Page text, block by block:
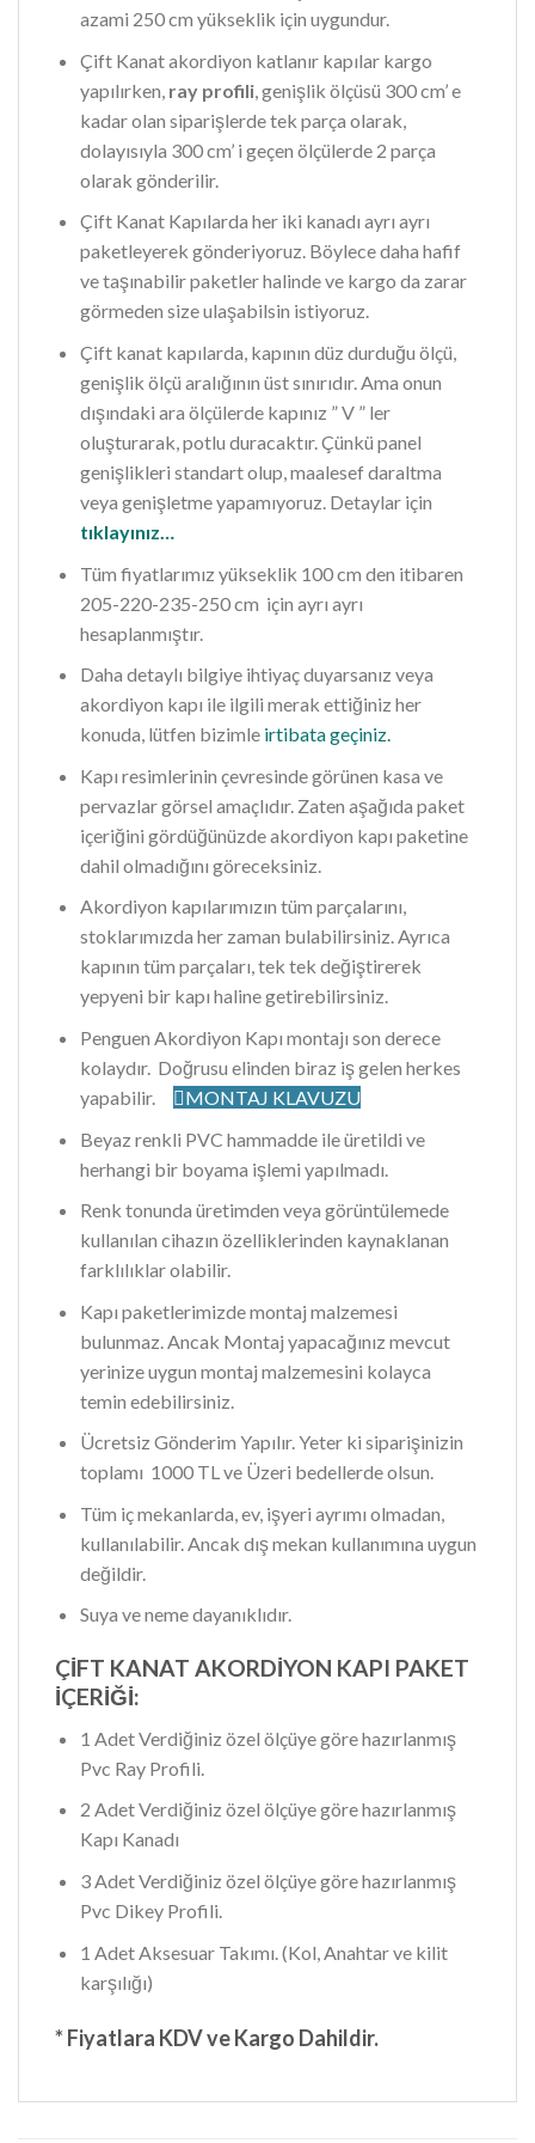
azami 250 cm yükseklik için uygundur.
Çift Kanat akordiyon katlanır kapılar kargo
yapılırken, ray profili, genişlik ölçüsü 300 cm’ e
kadar olan siparişlerde tek parça olarak,
dolayısıyla 300 cm’ i geçen ölçülerde 2 parça
olarak gönderilir.
Çift Kanat Kapılarda her iki kanadı ayrı ayrı
paketleyerek gönderiyoruz. Böylece daha hafif
ve taşınabilir paketler halinde ve kargo da zarar
görmeden size ulaşabilsin istiyoruz.
Çift kanat kapılarda, kapının düz durduğu ölçü,
genişlik ölçü aralığının üst sınırıdır. Ama onun
dışındaki ara ölçülerde kapınız ” V ” ler
oluşturarak, potlu duracaktır. Çünkü panel
genişlikleri standart olup, maalesef daraltma
veya genişletme yapamıyoruz. Detaylar için
tıklayınız…
Tüm fiyatlarımız yükseklik 100 cm den itibaren
205-220-235-250 cm için ayrı ayrı
hesaplanmıştır.
Daha detaylı bilgiye ihtiyaç duyarsanız veya
akordiyon kapı ile ilgili merak ettiğiniz her
konuda, lütfen bizimle irtibata geçiniz.
Kapı resimlerinin çevresinde görünen kasa ve
pervazlar görsel amaçlıdır. Zaten aşağıda paket
içeriğini gördüğünüzde akordiyon kapı paketine
dahil olmadığını göreceksiniz.
Akordiyon kapılarımızın tüm parçalarını,
stoklarımızda her zaman bulabilirsiniz. Ayrıca
kapının tüm parçaları, tek tek değiştirerek
yepyeni bir kapı haline getirebilirsiniz.
Penguen Akordiyon Kapı montajı son derece
kolaydır. Doğrusu elinden biraz iş gelen herkes
yapabilir.
MONTAJ KLAVUZU
Beyaz renkli PVC hammadde ile üretildi ve
herhangi bir boyama işlemi yapılmadı.
Renk tonunda üretimden veya görüntülemede
kullanılan cihazın özelliklerinden kaynaklanan
farklılıklar olabilir.
Kapı paketlerimizde montaj malzemesi
bulunmaz. Ancak Montaj yapacağınız mevcut
yerinize uygun montaj malzemesini kolayca
temin edebilirsiniz.
Ücretsiz Gönderim Yapılır. Yeter ki siparişinizin
toplamı 1000 TL ve Üzeri bedellerde olsun.
Tüm iç mekanlarda, ev, işyeri ayrımı olmadan,
kullanılabilir. Ancak dış mekan kullanımına uygun
değildir.
Suya ve neme dayanıklıdır.
ÇİFT KANAT AKORDİYON KAPI PAKET
İÇERİĞİ:
1 Adet Verdiğiniz özel ölçüye göre hazırlanmış
Pvc Ray Profili.
2 Adet Verdiğiniz özel ölçüye göre hazırlanmış
Kapı Kanadı
3 Adet Verdiğiniz özel ölçüye göre hazırlanmış
Pvc Dikey Profili.
1 Adet Aksesuar Takımı. (Kol, Anahtar ve kilit
karşılığı)
* Fiyatlara KDV ve Kargo Dahildir.